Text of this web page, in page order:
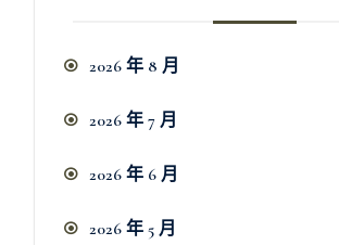
2026 年 8 月
2026 年 7 月
2026 年 6 月
2026 年 5 月